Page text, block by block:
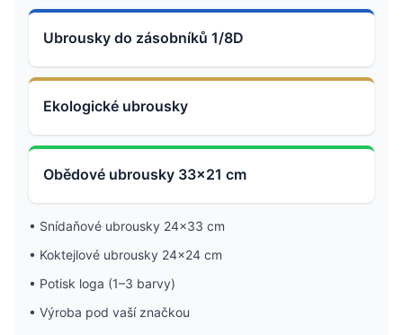
Ubrousky do zásobníků 1/8D
Ekologické ubrousky
Obědové ubrousky 33×21 cm
• Snídaňové ubrousky 24×33 cm
• Koktejlové ubrousky 24×24 cm
• Potisk loga (1–3 barvy)
• Výroba pod vaší značkou